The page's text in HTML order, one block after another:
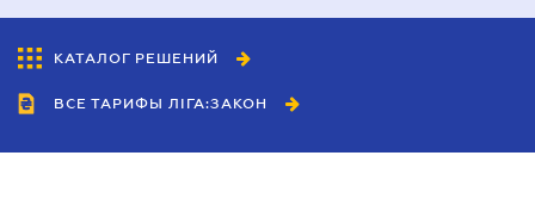
КАТАЛОГ РЕШЕНИЙ
ВСЕ ТАРИФЫ ЛІГА:ЗАКОН